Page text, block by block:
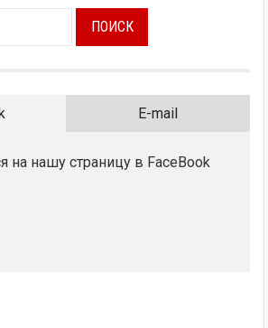
E-mail
на нашу страницу в FaceBook